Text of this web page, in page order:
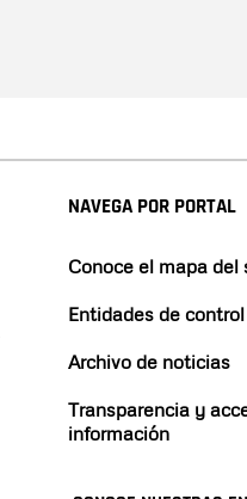
NAVEGA POR PORTAL
Conoce el mapa del
Entidades de control
Archivo de noticias
Transparencia y
información